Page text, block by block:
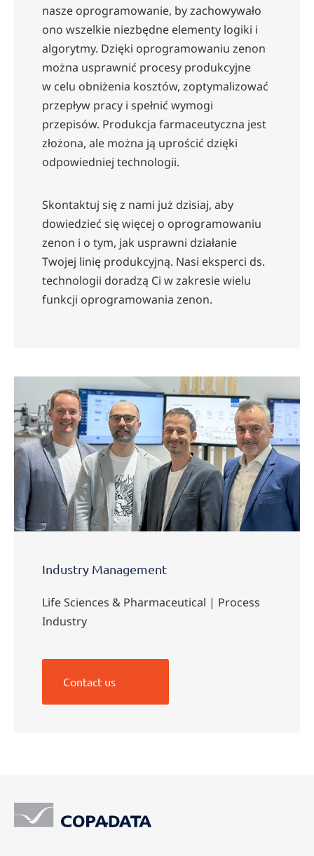
nasze oprogramowanie, by zachowywało
ono wszelkie niezbędne elementy logiki i
algorytmy. Dzięki oprogramowaniu zenon
można usprawnić procesy produkcyjne
w celu obniżenia kosztów, zoptymalizować
przepływ pracy i spełnić wymogi
przepisów. Produkcja farmaceutyczna jest
złożona, ale można ją uprościć dzięki
odpowiedniej technologii.
Skontaktuj się z nami już dzisiaj, aby
dowiedzieć się więcej o oprogramowaniu
zenon i o tym, jak usprawni działanie
Twojej linię produkcyjną. Nasi eksperci ds.
technologii doradzą Ci w zakresie wielu
funkcji oprogramowania zenon.
Industry Management
Life Sciences & Pharmaceutical | Process
Industry
Contact us